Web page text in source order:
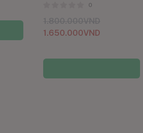
0
1.650.000VND